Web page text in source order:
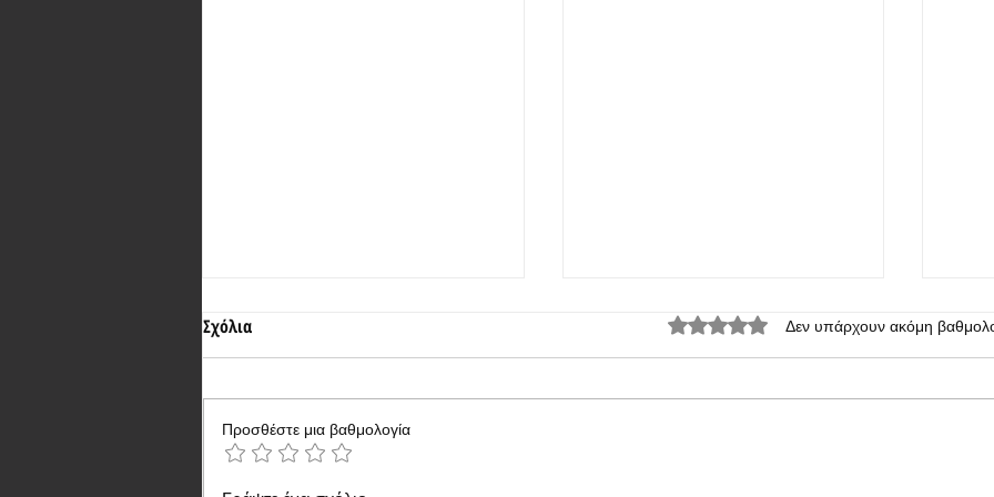
Σχόλια Βαθμολογήθηκε με 0 από 5 αστέρια.
Δεν υπάρχουν ακόμη
Προσθέστε μια βαθμολογία